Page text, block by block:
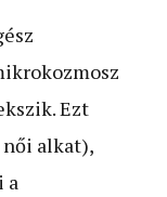
Ezt
női alkat),
a